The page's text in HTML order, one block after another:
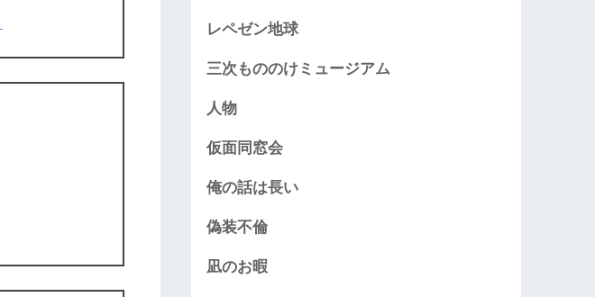
レペゼン地球
三次もののけミュージアム
人物
仮面同窓会
俺の話は長い
偽装不倫
凪のお暇